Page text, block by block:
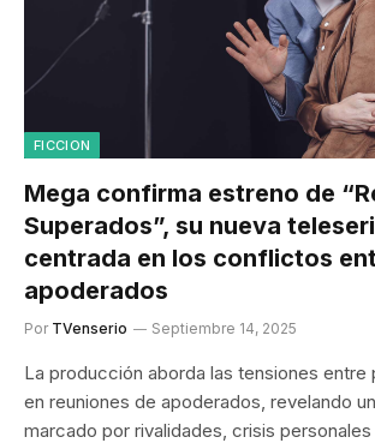
FICCION
Mega confirma estreno de
Superados”, su nueva
centrada en los conflictos
apoderados
Por TVenserio Septiembre 14, 2025
La producción aborda las tensiones entre
en reuniones de apoderados, revelando
marcado por rivalidades, crisis